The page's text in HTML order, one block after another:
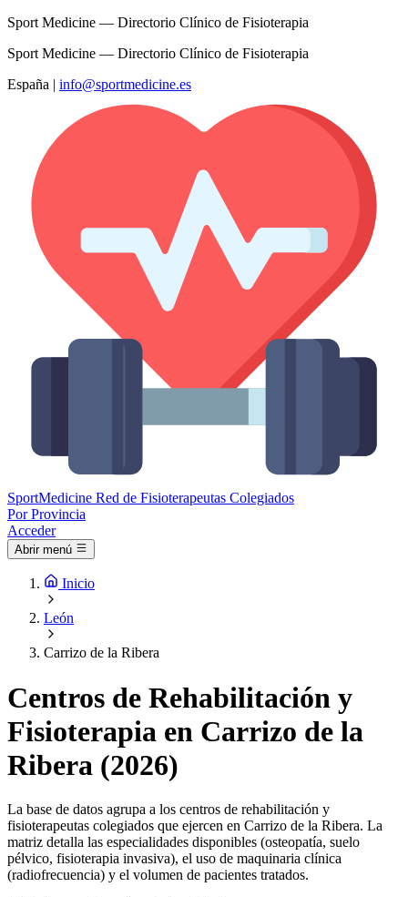
Sport Medicine — Directorio Clínico de Fisioterapia
Sport Medicine — Directorio Clínico de Fisioterapia
España | info@sportmedicine.es
SportMedicine Red de Fisioterapeutas Colegiados
Por Provincia
Acceder
Abrir menú
Inicio
León
Carrizo de la Ribera
Centros de Rehabilitación y
Fisioterapia en Carrizo de la
Ribera (2026)
La base de datos agrupa a los centros de rehabilitación y
fisioterapeutas colegiados que ejercen en Carrizo de la Ribera. La
matriz detalla las especialidades disponibles (osteopatía, suelo
pélvico, fisioterapia invasiva), el uso de maquinaria clínica
(radiofrecuencia) y el volumen de pacientes tratados.